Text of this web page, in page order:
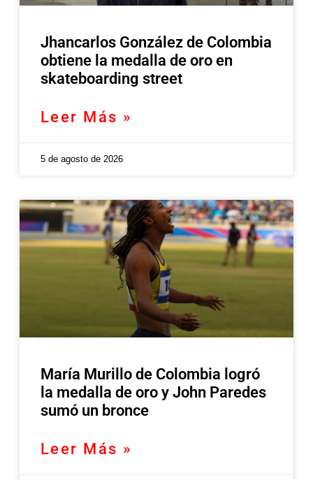
Jhancarlos González de Colombia
obtiene la medalla de oro en
skateboarding street
Leer Más »
5 de agosto de 2026
María Murillo de Colombia logró
la medalla de oro y John Paredes
sumó un bronce
Leer Más »